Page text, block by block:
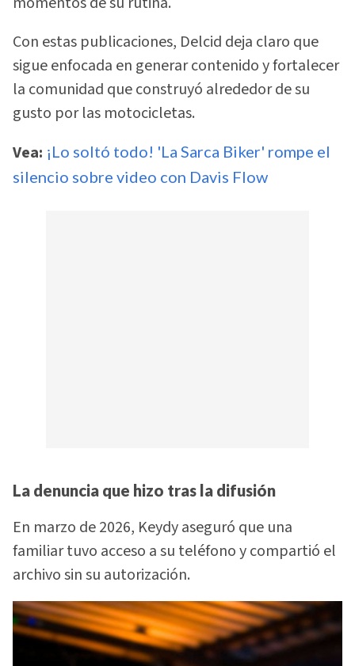
Con estas publicaciones, Delcid deja claro que
sigue enfocada en generar contenido y fortalecer
la comunidad que construyó alrededor de su
gusto por las motocicletas.
Vea: ¡Lo soltó todo! 'La Sarca Biker' rompe el
silencio sobre video con Davis Flow
La denuncia que hizo tras la difusión
En marzo de 2026, Keydy aseguró que una
familiar tuvo acceso a su teléfono y compartió el
archivo sin su autorización.